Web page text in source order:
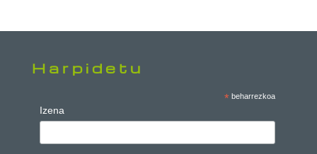
Harpidetu
* beharrezkoa
Izena